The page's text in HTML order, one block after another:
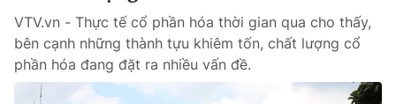
VTV.vn - Thực tế cổ phần hóa thời gian qua cho thấy,
bên cạnh những thành tựu khiêm tốn, chất lượng cổ
phần hóa đang đặt ra nhiều vấn đề.